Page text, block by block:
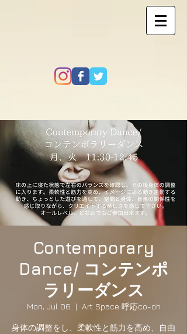
Contemporary
Dance/ コンテンポ
ラリーダンス
Mon, Jul 06
  |
Art Space 呼応co-oh
身体の調整をし、柔軟性と筋力を高め、自由